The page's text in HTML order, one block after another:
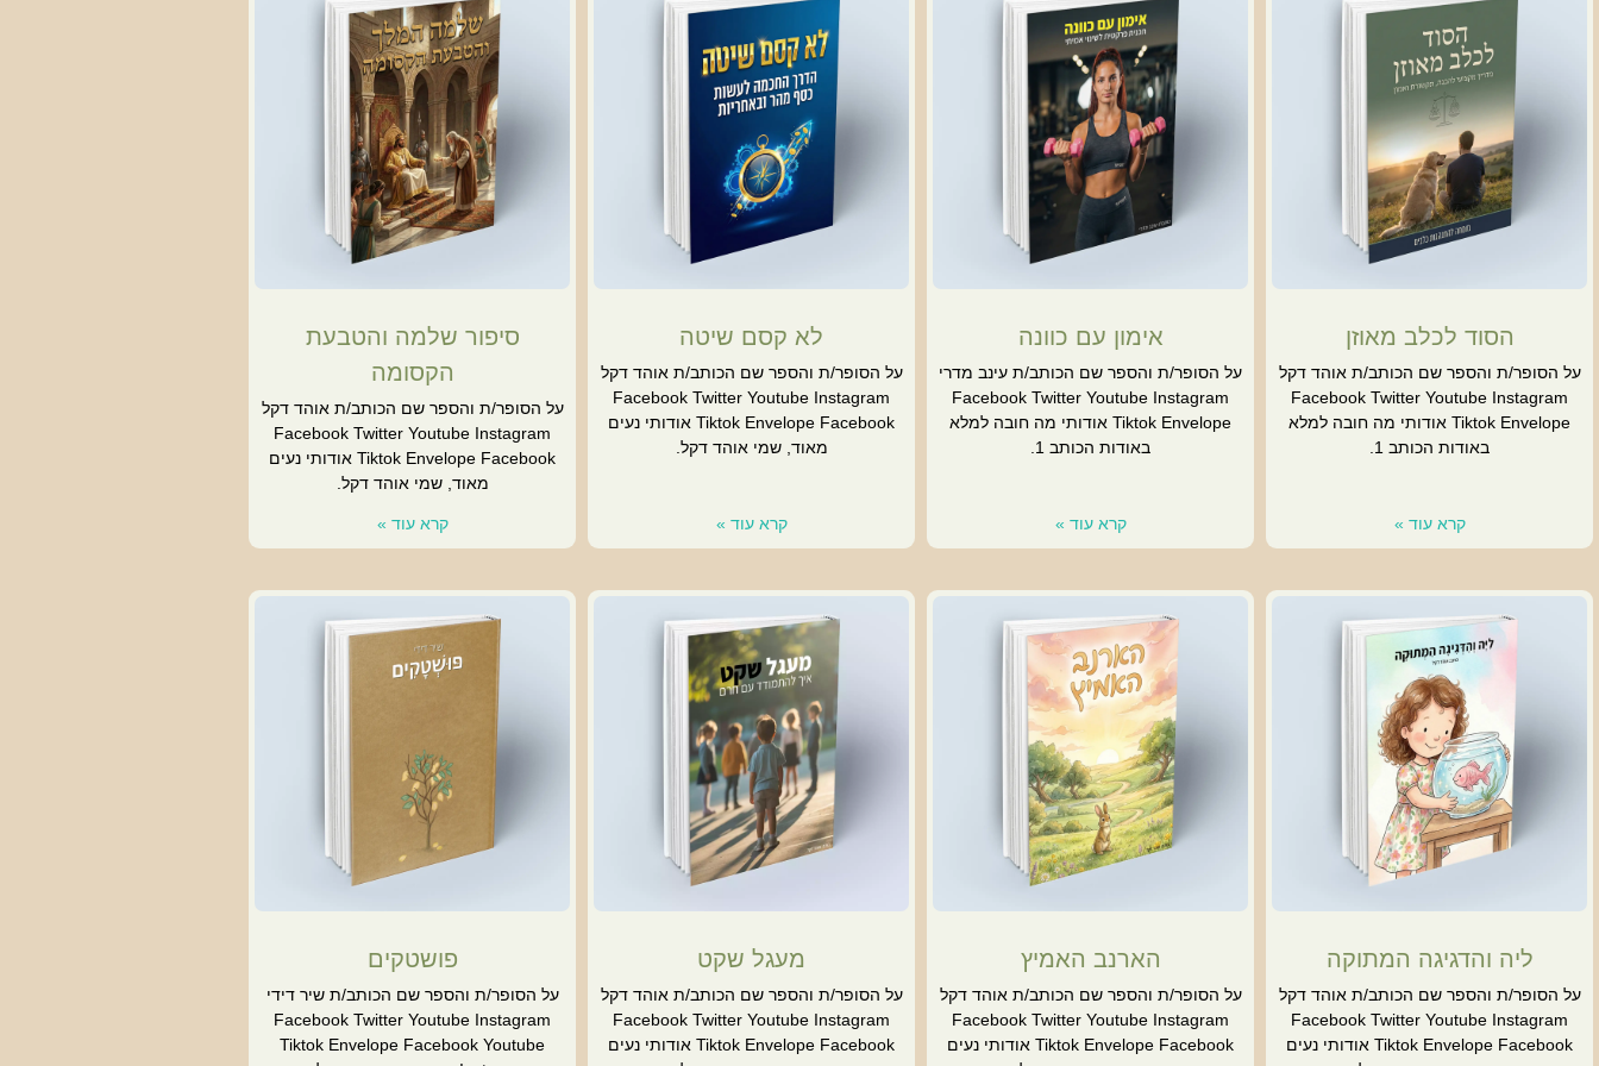
הסוד לכלב מאוזן
על הסופר/ת והספר שם הכותב/ת אוהד דקל
Facebook Twitter Youtube Instagram
Tiktok Envelope אודותי מה חובה למלא
באודות הכותב 1.
קרא עוד »
אימון עם כוונה
על הסופר/ת והספר שם הכותב/ת עינב מדרי
Facebook Twitter Youtube Instagram
Tiktok Envelope אודותי מה חובה למלא
באודות הכותב 1.
קרא עוד »
לא קסם שיטה
על הסופר/ת והספר שם הכותב/ת אוהד דקל
Facebook Twitter Youtube Instagram
Tiktok Envelope Facebook אודותי נעים
מאוד, שמי אוהד דקל.
קרא עוד »
סיפור שלמה והטבעת
הקסומה
על הסופר/ת והספר שם הכותב/ת אוהד דקל
Facebook Twitter Youtube Instagram
Tiktok Envelope Facebook אודותי נעים
מאוד, שמי אוהד דקל.
קרא עוד »
ליה והדגיגה המתוקה
על הסופר/ת והספר שם הכותב/ת אוהד דקל
Facebook Twitter Youtube Instagram
Tiktok Envelope Facebook אודותי נעים
הארנב האמיץ
על הסופר/ת והספר שם הכותב/ת אוהד דקל
Facebook Twitter Youtube Instagram
Tiktok Envelope Facebook אודותי נעים
מעגל שקט
על הסופר/ת והספר שם הכותב/ת אוהד דקל
Facebook Twitter Youtube Instagram
Tiktok Envelope Facebook אודותי נעים
פושטקים
על הסופר/ת והספר שם הכותב/ת שיר דידי
Facebook Twitter Youtube Instagram
Tiktok Envelope Facebook Youtube